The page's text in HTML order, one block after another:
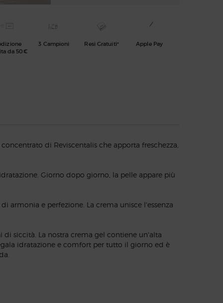
da 50€
3 Campioni Resi Gratuiti* Apple Pay
di Reviscentalis che apporta freschezza,
Giorno dopo giorno, la pelle appare più
armonia e perfezione. La crema unisce l'essenza
siccità. La nostra crema gel contiene un'alta
idratazione e comfort per tutto il giorno ed è